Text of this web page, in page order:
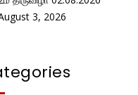
3, 2026